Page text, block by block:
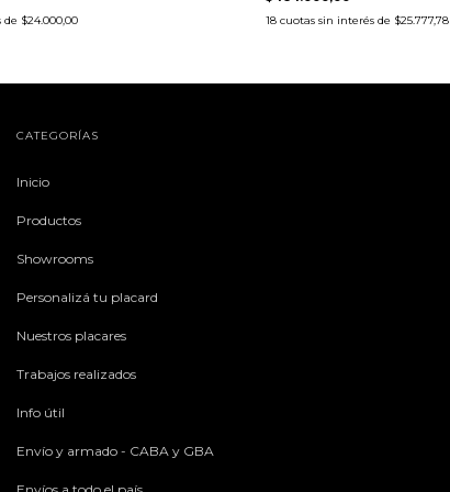
de $24.000,00 18 cuotas sin interés de $25.777,78
CATEGORÍAS
Inicio
Productos
Showrooms
Personalizá tu placard
Nuestros placares
Trabajos realizados
Info útil
Envío y armado - CABA y GBA